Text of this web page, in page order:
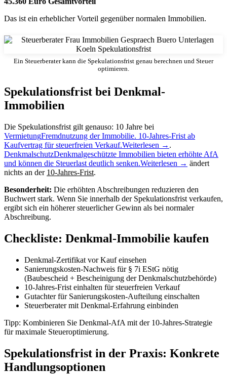
Das ist ein erheblicher Vorteil gegenüber normalen Immobilien.
Ein Steuerberater kann die Spekulationsfrist genau berechnen und Steuer
optimieren.
Spekulationsfrist bei Denkmal-
Immobilien
Die Spekulationsfrist gilt genauso: 10 Jahre bei
VermietungFremdnutzung der Immobilie. 10-Jahres-Frist ab
Kaufvertrag für steuerfreien Verkauf.Weiterlesen → .
DenkmalschutzDenkmalgeschützte Immobilien bieten erhöhte AfA
und können die Steuerlast deutlich senken.Weiterlesen → ändert
nichts an der 10-Jahres-Frist.
Besonderheit: Die erhöhten Abschreibungen reduzieren den
Buchwert stark. Wenn Sie innerhalb der Spekulationsfrist verkaufen,
ergibt sich ein höherer steuerlicher Gewinn als bei normaler
Abschreibung.
Checkliste: Denkmal-Immobilie kaufen
Denkmal-Zertifikat vor Kauf einsehen
Sanierungskosten-Nachweis für § 7i EStG nötig
(Baubescheid + Bescheinigung der Denkmalschutzbehörde)
10-Jahres-Frist einhalten für steuerfreien Verkauf
Gutachter für Sanierungskosten-Aufteilung einschalten
Steuerberater mit Denkmal-Erfahrung einbinden
Tipp: Kombinieren Sie Denkmal-AfA mit der 10-Jahres-Strategie
für maximale Steueroptimierung.
Spekulationsfrist in der Praxis: Konkrete
Handlungsoptionen